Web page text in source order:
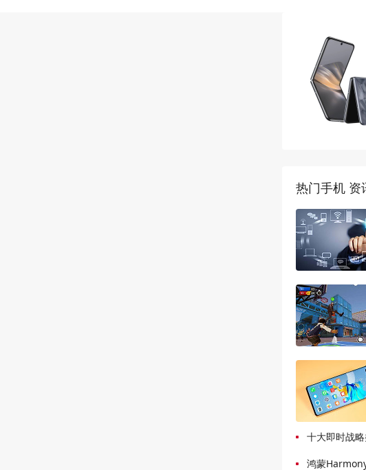
热门手机 资
十大即时战
鸿蒙